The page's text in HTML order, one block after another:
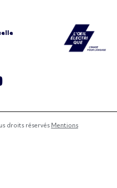
droits réservés Mentions